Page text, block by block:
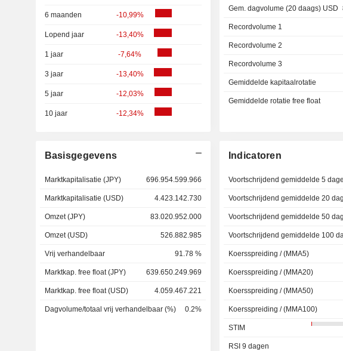
6 maanden -10,99%
Lopend jaar -13,40%
1 jaar -7,64%
3 jaar -13,40%
5 jaar -12,03%
10 jaar -12,34%
Gem. dagvolume (20 daags) USD
Recordvolume 1
Recordvolume 2
Recordvolume 3
Gemiddelde kapitaalrotatie
Gemiddelde rotatie free float
Basisgegevens
Marktkapitalisatie (JPY) 696.954.599.966
Marktkapitalisatie (USD) 4.423.142.730
Omzet (JPY) 83.020.952.000
Omzet (USD) 526.882.985
Vrij verhandelbaar 91.78 %
Marktkap. free float (JPY) 639.650.249.969
Marktkap. free float (USD) 4.059.467.221
Dagvolume/totaal vrij verhandelbaar (%) 0.2%
Indicatoren
Voortschrijdend gemiddelde 5
Voortschrijdend gemiddelde 20
Voortschrijdend gemiddelde 50
Voortschrijdend gemiddelde 100
Koersspreiding / (MMA5)
Koersspreiding / (MMA20)
Koersspreiding / (MMA50)
Koersspreiding / (MMA100)
STIM
RSI 9 dagen